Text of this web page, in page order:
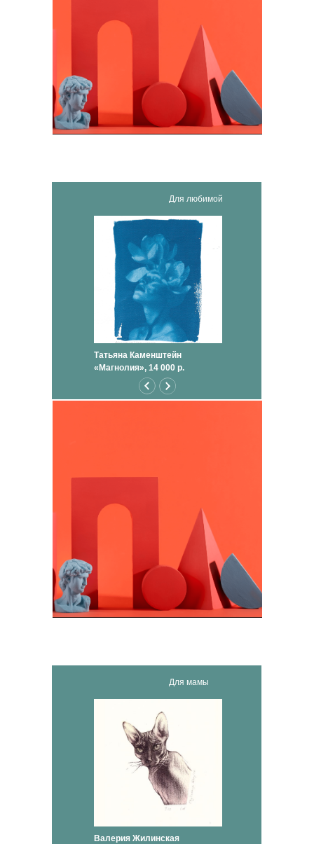
Татьяна Каменштейн
«Магнолия», 14 000 р.
Для любимой
Валерия Жилинская
Для мамы